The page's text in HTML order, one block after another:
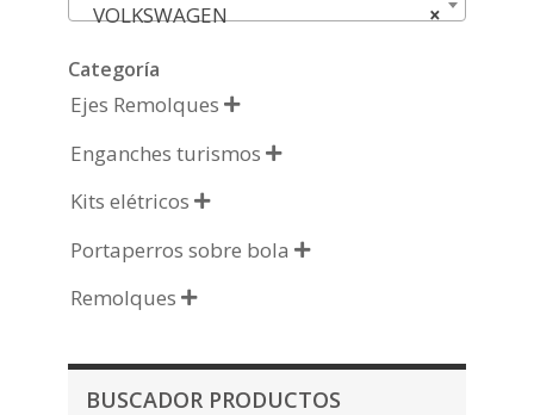
×
VOLKSWAGEN
Categoría
Ejes Remolques 
Enganches turismos 
Kits elétricos 
Portaperros sobre bola 
Remolques 
BUSCADOR PRODUCTOS